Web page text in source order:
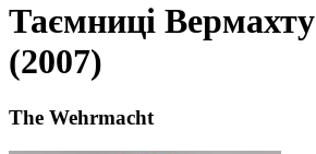
Таємниці Вермахту
(2007)
The Wehrmacht